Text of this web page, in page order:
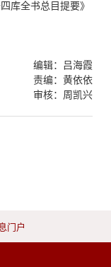
库全书总目提要》
编辑：吕海霞
责编：黄依依
审核：周凯兴
门户